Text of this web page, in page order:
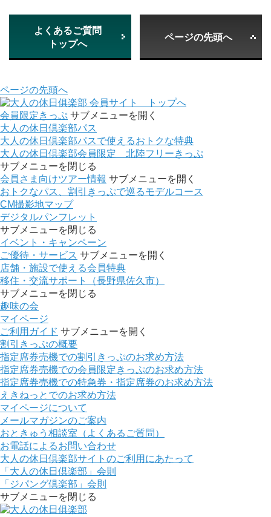
よくあるご質問
トップへ
ページの先頭へ
ページの先頭へ
会員サイト トップへ
会員限定きっぷ サブメニューを開く
大人の休日倶楽部パス
大人の休日倶楽部パスで使えるおトクな特典
大人の休日倶楽部会員限定 北陸フリーきっぷ
サブメニューを閉じる
会員さま向けツアー情報 サブメニューを開く
おトクなパス、割引きっぷで巡るモデルコース
CM撮影地マップ
デジタルパンフレット
サブメニューを閉じる
イベント・キャンペーン
ご優待・サービス サブメニューを開く
店舗・施設で使える会員特典
移住・交流サポート（長野県佐久市）
サブメニューを閉じる
趣味の会
マイページ
ご利用ガイド サブメニューを開く
割引きっぷの概要
指定席券売機での割引きっぷのお求め方法
指定席券売機での会員限定きっぷのお求め方法
指定席券売機での特急券・指定席券のお求め方法
えきねっとでのお求め方法
マイページについて
メールマガジンのご案内
おときゅう相談室（よくあるご質問）
お電話によるお問い合わせ
大人の休日倶楽部サイトのご利用にあたって
「大人の休日倶楽部」会則
「ジパング倶楽部」会則
サブメニューを閉じる